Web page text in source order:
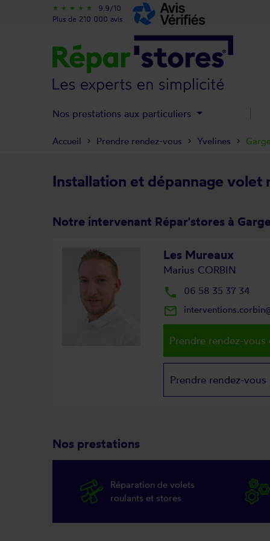
Installation et dépannage volet
Notre intervenant Répar'stores à
Les Mureaux
Marius CORBIN
local_phone 06 58 35 37 34
mail_outline
Prendre rendez-vous
Prendre rendez-vous
Nos prestations
Réparation de volets
roulants et stores
Accueil Prendre rendez-vous Yvelines
star_rate star_rate star_rate star_rate star_rate
9.9/10
Plus de 210 000 avis
Nos prestations aux particuliers